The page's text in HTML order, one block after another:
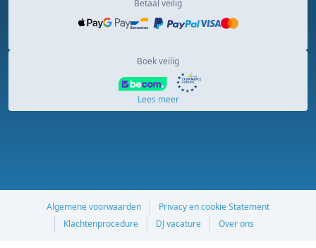
Betaal veilig
Boek veilig
Lees meer
Algemene voorwaarden
Privacy en cookie Statement
Klachtenprocedure
DJ vacature Over ons